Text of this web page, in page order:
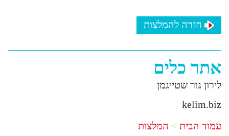
חזרה להמלצות
אתר כלים
לירון גור שטייגמן
kelim.biz
עמוד הבית
המלצות